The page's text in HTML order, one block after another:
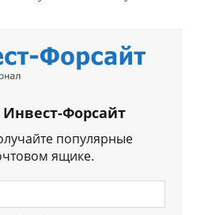
Инвест-Форсайт
популярные
ящике.